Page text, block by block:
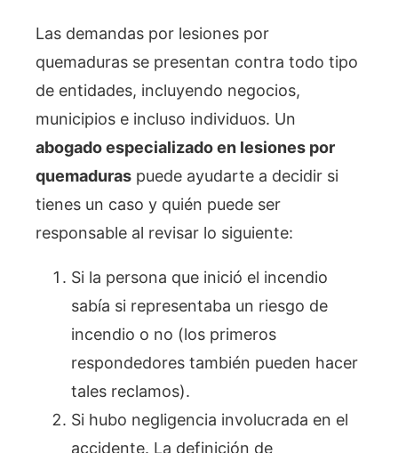
Las demandas por lesiones por
quemaduras se presentan contra todo tipo
de entidades, incluyendo negocios,
municipios e incluso individuos. Un
abogado especializado en lesiones por
quemaduras puede ayudarte a decidir si
tienes un caso y quién puede ser
responsable al revisar lo siguiente:
Si la persona que inició el incendio
sabía si representaba un riesgo de
incendio o no (los primeros
respondedores también pueden hacer
tales reclamos).
Si hubo negligencia involucrada en el
accidente. La definición de